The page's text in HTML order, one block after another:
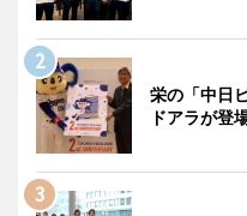
栄の「中日
ドアラが登